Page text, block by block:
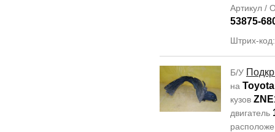
Артикул /
53875-
Штрих-
Б/У
на
кузов
двигатель